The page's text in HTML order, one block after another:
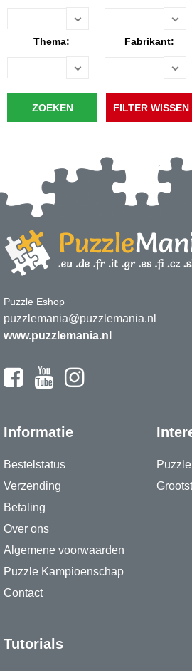
Thema: Fabrikant:
Puzzle Eshop
puzzlemania@puzzlemania.nl
www.puzzlemania.nl
Informatie
Bestelstatus
Verzending
Betaling
Over ons
Algemene voorwaarden
Puzzle Kampioenschap
Contact
Tutorials